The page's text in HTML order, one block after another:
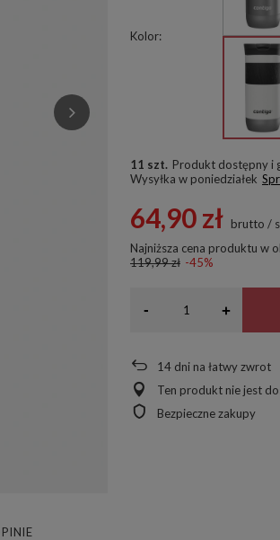
Kolor
11 szt. Produkt dostępny i
Wysyłka w poniedziałek
64,90 zł brutto /
Najniższa cena produktu w
119,99 zł -45%
- +
14 dni na łatwy zwrot
Ten produkt nie jest
Bezpieczne zakupy